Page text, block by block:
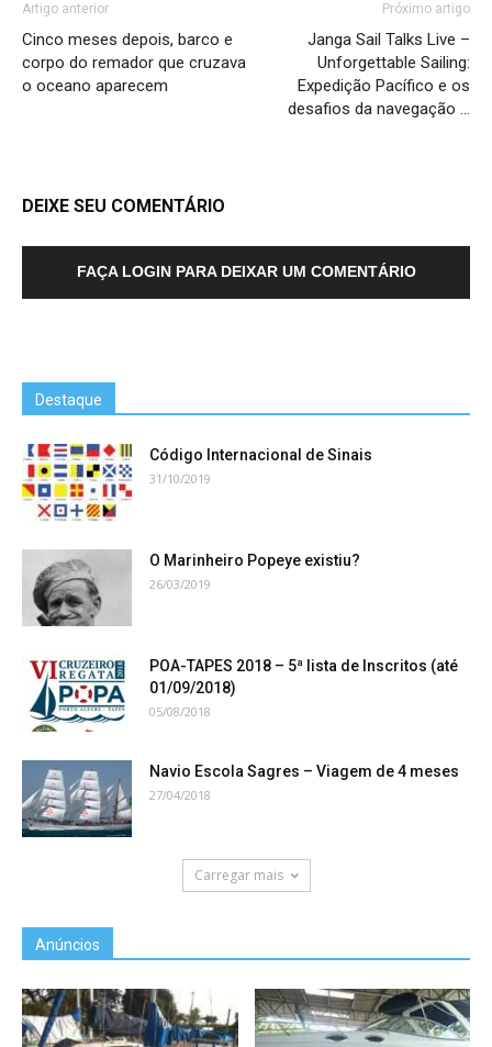
Artigo anterior
Cinco meses depois, barco e
corpo do remador que cruzava
o oceano aparecem
Próximo artigo
Janga Sail Talks Live –
Unforgettable Sailing:
Expedição Pacífico e os
desafios da navegação …
DEIXE SEU COMENTÁRIO
FAÇA LOGIN PARA DEIXAR UM COMENTÁRIO
Destaque
Código Internacional de Sinais
31/10/2019
O Marinheiro Popeye existiu?
26/03/2019
POA-TAPES 2018 – 5ª lista de Inscritos (até
01/09/2018)
05/08/2018
Navio Escola Sagres – Viagem de 4 meses
27/04/2018
Carregar mais
Anúncios